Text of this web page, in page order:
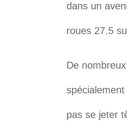
dans un
roues 27.5
De
pas se jeter